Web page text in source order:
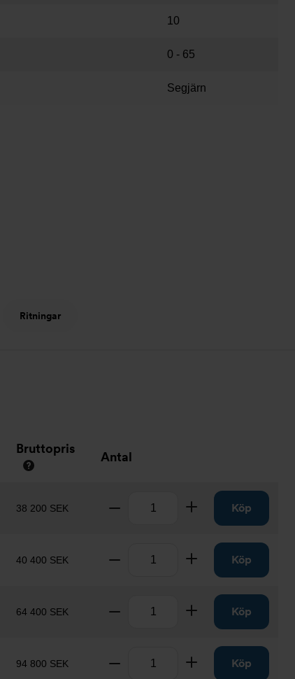
10
0 - 65
Segjärn
Ritningar
Bruttopris
Antal
38 200 SEK Ta bort Lägg tillKöp
40 400 SEK Ta bort Lägg tillKöp
64 400 SEK Ta bort Lägg tillKöp
94 800 SEK Ta bort Lägg tillKöp